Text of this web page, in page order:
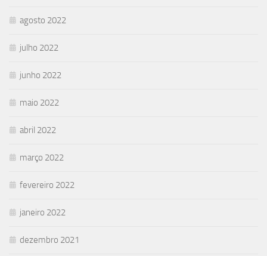
agosto 2022
julho 2022
junho 2022
maio 2022
abril 2022
março 2022
fevereiro 2022
janeiro 2022
dezembro 2021